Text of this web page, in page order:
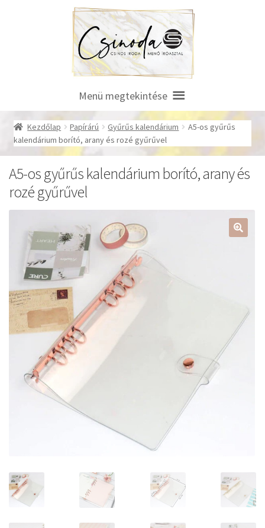
Menü megtekintése
Kezdőlap Papírárú Gyűrűs kalendárium
A5-os gyűrűs
kalendárium borító, arany és rozé gyűrűvel
A5-os gyűrűs kalendárium borító, arany és
rozé gyűrűvel